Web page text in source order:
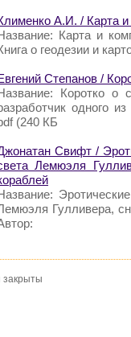
А.И. / Карта
Карта и
о геодезии и
Степанов /
Коротко о
одного
(240 КБ
Свифт /
Лемюэля
Гулливера,